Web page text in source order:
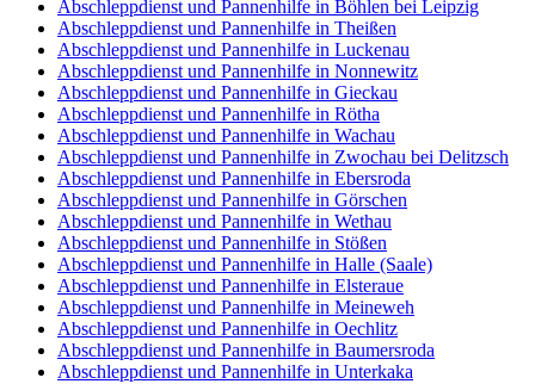
Abschleppdienst und Pannenhilfe in Böhlen bei Leipzig
Abschleppdienst und Pannenhilfe in Theißen
Abschleppdienst und Pannenhilfe in Luckenau
Abschleppdienst und Pannenhilfe in Nonnewitz
Abschleppdienst und Pannenhilfe in Gieckau
Abschleppdienst und Pannenhilfe in Rötha
Abschleppdienst und Pannenhilfe in Wachau
Abschleppdienst und Pannenhilfe in Zwochau bei Delitzsch
Abschleppdienst und Pannenhilfe in Ebersroda
Abschleppdienst und Pannenhilfe in Görschen
Abschleppdienst und Pannenhilfe in Wethau
Abschleppdienst und Pannenhilfe in Stößen
Abschleppdienst und Pannenhilfe in Halle (Saale)
Abschleppdienst und Pannenhilfe in Elsteraue
Abschleppdienst und Pannenhilfe in Meineweh
Abschleppdienst und Pannenhilfe in Oechlitz
Abschleppdienst und Pannenhilfe in Baumersroda
Abschleppdienst und Pannenhilfe in Unterkaka